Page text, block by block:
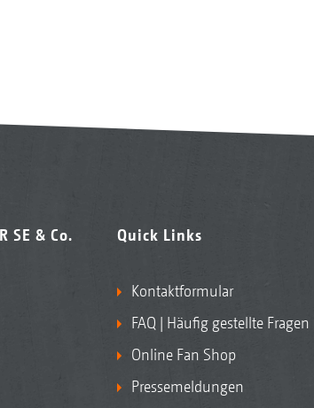
SE & Co.
Quick Links
Kontaktformular
FAQ | Häufig gestellte Fragen
Online Fan Shop
Pressemeldungen